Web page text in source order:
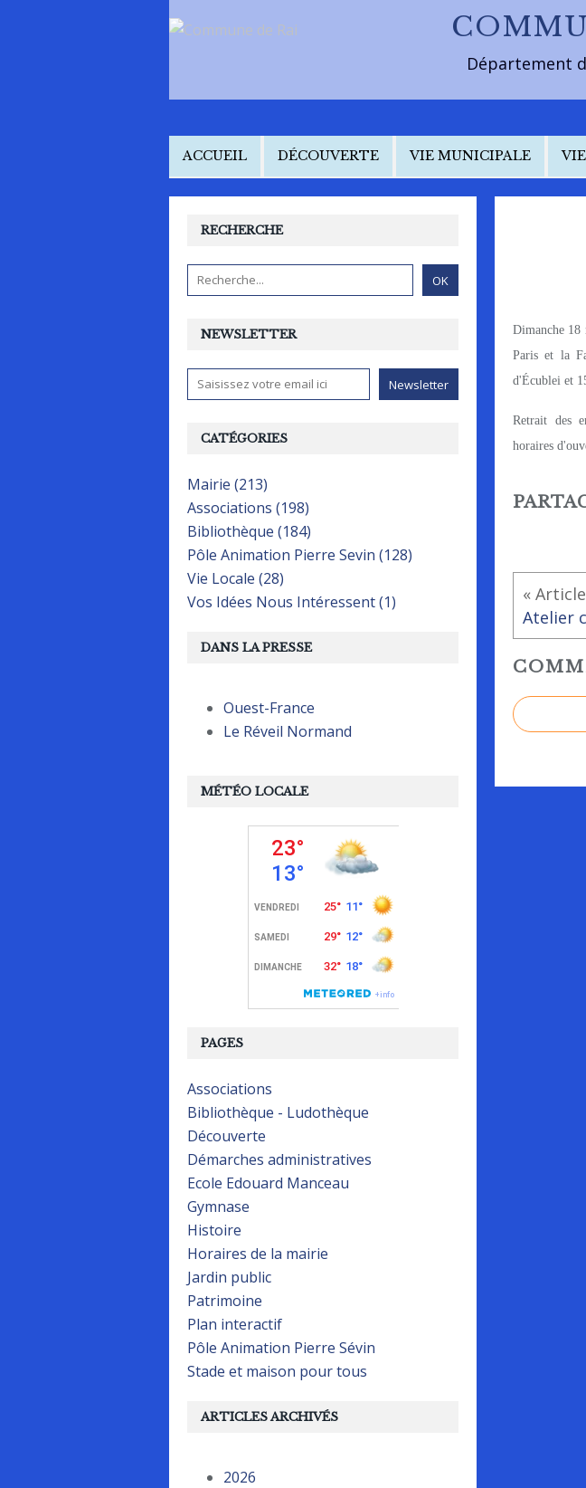
Département
ACCUEIL DÉCOUVERTE VIE MUNICIPALE
Dimanche 18
Paris et la
d'Écublei et
Retrait des
horaires
«
NEWSLETTER
RECHERCHE
PAGES
Associations
Bibliothèque - Ludothèque
Découverte
Démarches administratives
Ecole Edouard Manceau
Gymnase
Histoire
Horaires de la mairie
Jardin public
Patrimoine
Plan interactif
Pôle Animation Pierre Sévin
Stade et maison pour tous
CATÉGORIES
Mairie (213)
Associations (198)
Bibliothèque (184)
Pôle Animation Pierre Sevin (128)
Vie Locale (28)
Vos Idées Nous Intéressent (1)
MÉTÉO LOCALE
DANS LA PRESSE
Ouest-France
Le Réveil Normand
ARTICLES ARCHIVÉS
2026